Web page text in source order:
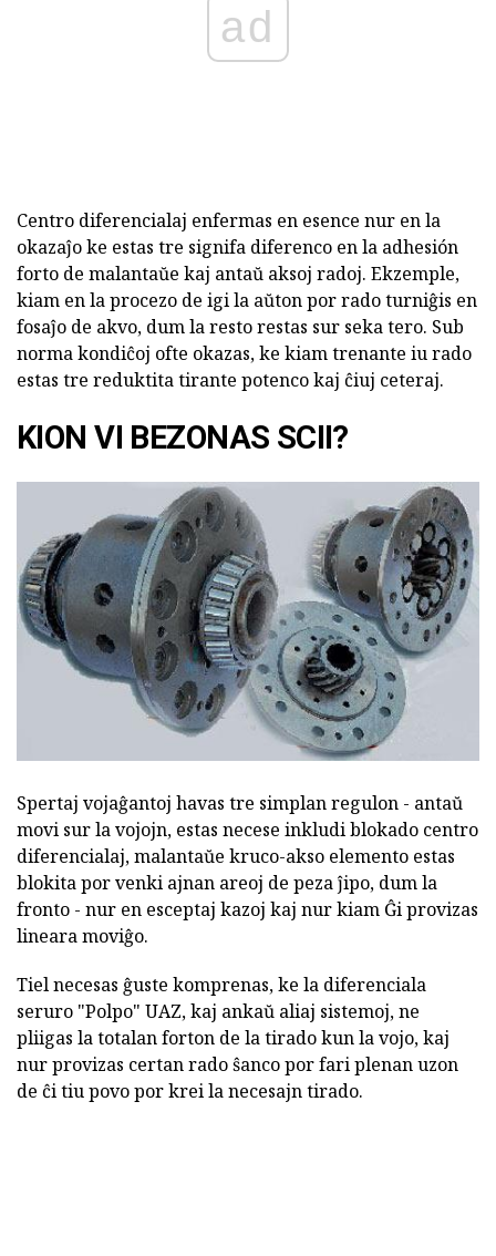
ad
Centro diferencialaj enfermas en esence nur en la
okazaĵo ke estas tre signifa diferenco en la adhesión
forto de malantaŭe kaj antaŭ aksoj radoj. Ekzemple,
kiam en la procezo de igi la aŭton por rado turniĝis en
fosaĵo de akvo, dum la resto restas sur seka tero. Sub
norma kondiĉoj ofte okazas, ke kiam trenante iu rado
estas tre reduktita tirante potenco kaj ĉiuj ceteraj.
KION VI BEZONAS SCII?
Spertaj vojaĝantoj havas tre simplan regulon - antaŭ
movi sur la vojojn, estas necese inkludi blokado centro
diferencialaj, malantaŭe kruco-akso elemento estas
blokita por venki ajnan areoj de peza ĵipo, dum la
fronto - nur en esceptaj kazoj kaj nur kiam Ĝi provizas
lineara moviĝo.
Tiel necesas ĝuste komprenas, ke la diferenciala
seruro "Polpo" UAZ, kaj ankaŭ aliaj sistemoj, ne
pliigas la totalan forton de la tirado kun la vojo, kaj
nur provizas certan rado ŝanco por fari plenan uzon
de ĉi tiu povo por krei la necesajn tirado.